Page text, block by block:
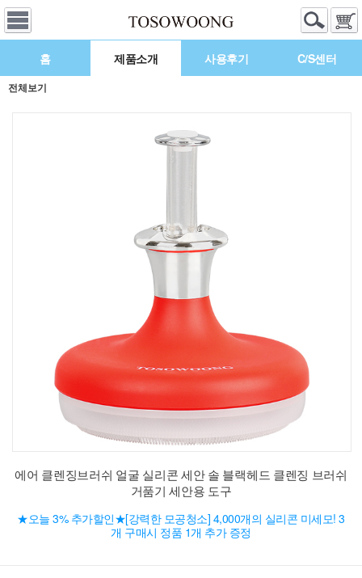
홈 제품소개 사용후기 C/S센터
전체보기
에어 클렌징브러쉬 얼굴 실리콘 세안 솔 블랙헤드 클렌징 브러쉬
거품기 세안용 도구
★오늘 3% 추가할인★[강력한 모공청소] 4,000개의 실리콘 미세모! 3
개 구매시 정품 1개 추가 증정